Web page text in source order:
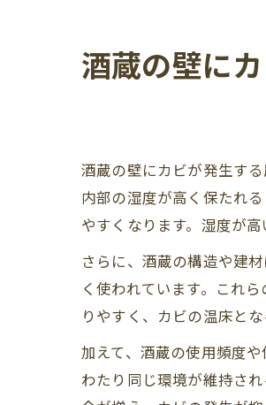
酒蔵の壁に
酒蔵の壁にカビが発生す
内部の湿度が高く保たれ
やすくなります。湿度が
さらに、酒蔵の構造や建
く使われています。これ
りやすく、カビの温床と
加えて、酒蔵の使用頻度
わたり同じ環境が維持さ